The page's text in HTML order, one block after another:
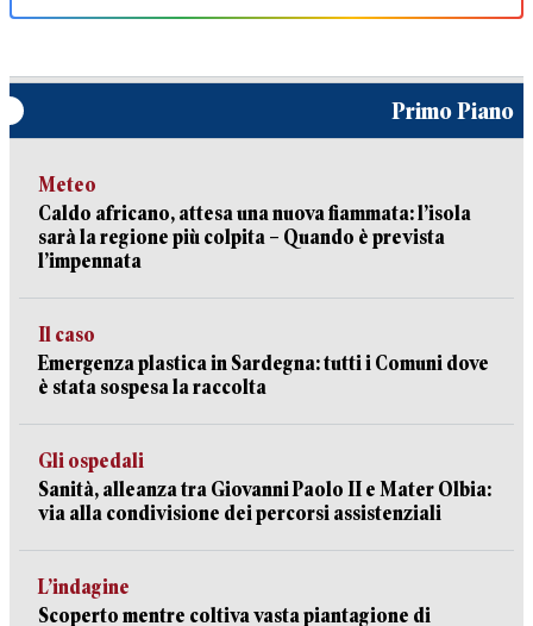
Primo Piano
Meteo
Caldo africano, attesa una nuova fiammata: l’isola
sarà la regione più colpita – Quando è prevista
l’impennata
Il caso
Emergenza plastica in Sardegna: tutti i Comuni dove
è stata sospesa la raccolta
Gli ospedali
Sanità, alleanza tra Giovanni Paolo II e Mater Olbia:
via alla condivisione dei percorsi assistenziali
L’indagine
Scoperto mentre coltiva vasta piantagione di